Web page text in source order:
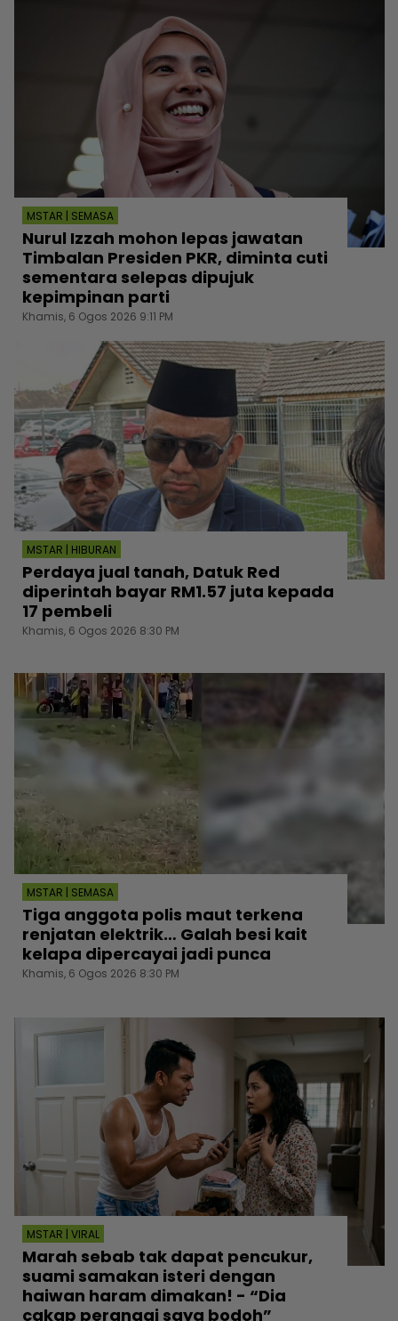
MSTAR | SEMASA
Nurul Izzah mohon lepas jawatan
Timbalan Presiden PKR, diminta cuti
sementara selepas dipujuk
kepimpinan parti
Khamis, 6 Ogos 2026 9:11 PM
MSTAR | HIBURAN
Perdaya jual tanah, Datuk Red
diperintah bayar RM1.57 juta kepada
17 pembeli
Khamis, 6 Ogos 2026 8:30 PM
MSTAR | SEMASA
Tiga anggota polis maut terkena
renjatan elektrik… Galah besi kait
kelapa dipercayai jadi punca
Khamis, 6 Ogos 2026 8:30 PM
MSTAR | VIRAL
Marah sebab tak dapat pencukur,
suami samakan isteri dengan
haiwan haram dimakan! - “Dia
cakap perangai saya bodoh”